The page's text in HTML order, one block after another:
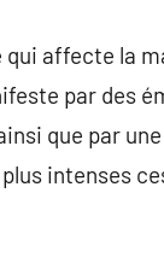
affecte la
par des
que par
intenses